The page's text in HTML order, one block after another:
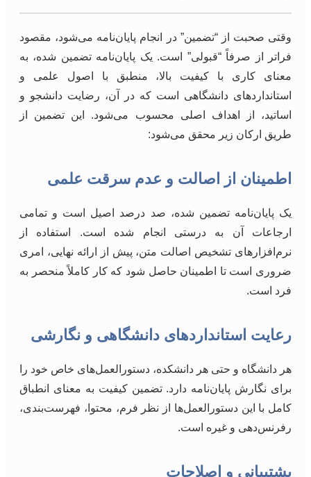
وقتی صحبت از “تضمین” در انجام پایان‌نامه می‌شود، مقصود
فراتر از صرفاً “قبولی” است. یک پایان‌نامه تضمین شده، به
معنای کاری با کیفیت بالا، منطبق با اصول علمی و
استانداردهای دانشگاهی است که در آن، رضایت دانشجو و
اساتید، از اهداف اصلی محسوب می‌شود. این تضمین از
طریق ارکان زیر محقق می‌شود:
اطمینان از اصالت و عدم سرقت علمی
یک پایان‌نامه تضمین شده، صد درصد اصیل است و تمامی
ارجاعات آن به درستی انجام شده است. استفاده از
نرم‌افزارهای تشخیص اصالت متن، پیش از ارائه نهایی، امری
ضروری است تا اطمینان حاصل شود که کار کاملاً منحصر به
فرد است.
رعایت استانداردهای دانشگاهی و نگارشی
هر دانشگاه و حتی هر دانشکده، دستورالعمل‌های خاص خود را
برای نگارش پایان‌نامه دارد. تضمین کیفیت به معنای انطباق
کامل با این دستورالعمل‌ها از نظر فرم، محتوا، فهرست‌بندی،
رفرنس‌دهی و غیره است.
پشتیبانی و اصلاحات